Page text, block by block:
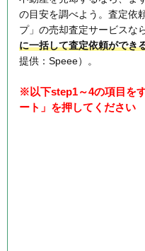
の目安を調べよう。査定依
プ」の売却査定サービスなら
に一括して査定依頼ができ
提供：Speee）。
※以下step1～4の項目を
ート」を押してください